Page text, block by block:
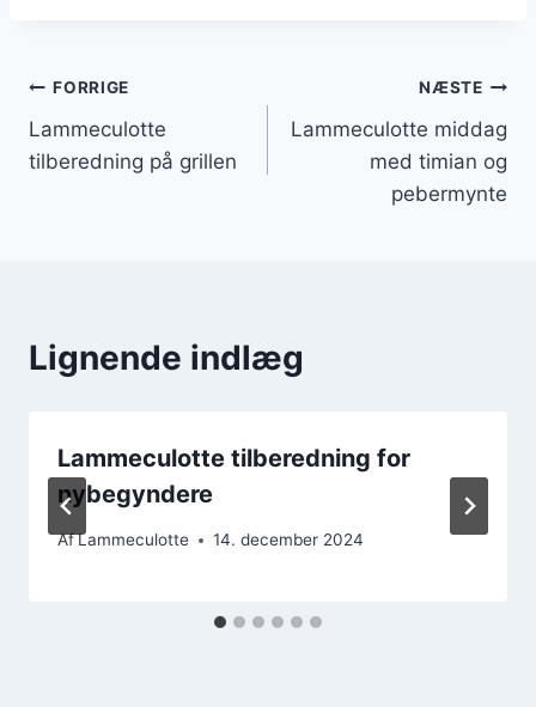
Indlægsnavigation
FORRIGE
Lammeculotte
tilberedning på grillen
NÆSTE
Lammeculotte middag
med timian og
pebermynte
Lignende indlæg
Lammeculotte tilberedning for
nybegyndere
AfLammeculotte 14. december 2024